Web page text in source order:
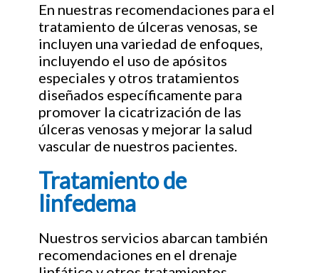
En nuestras recomendaciones para el
tratamiento de úlceras venosas, se
incluyen una variedad de enfoques,
incluyendo el uso de apósitos
especiales y otros tratamientos
diseñados específicamente para
promover la cicatrización de las
úlceras venosas y mejorar la salud
vascular de nuestros pacientes.
Tratamiento de
linfedema
Nuestros servicios abarcan también
recomendaciones en el drenaje